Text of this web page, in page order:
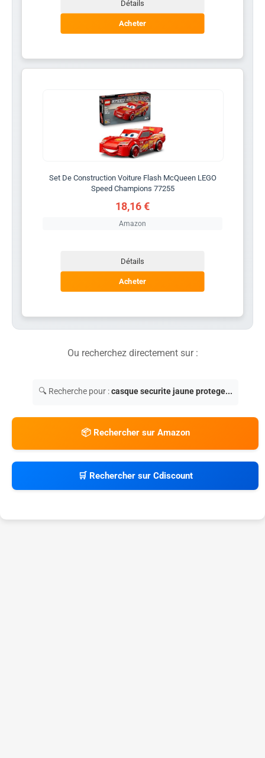
Détails
Acheter
Set De Construction Voiture Flash McQueen LEGO
Speed Champions 77255
18,16 €
Amazon
Détails
Acheter
Ou recherchez directement sur :
🔍 Recherche pour :casque securite jaune protege...
📦 Rechercher sur Amazon
🛒 Rechercher sur Cdiscount